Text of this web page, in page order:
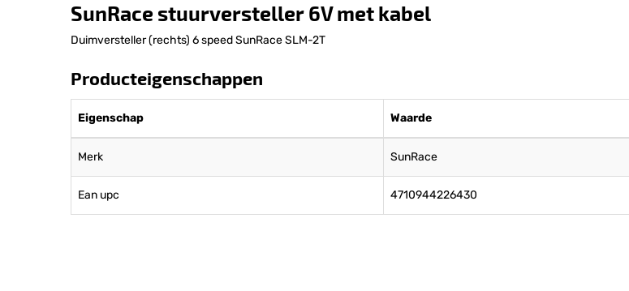
SunRace stuurversteller 6V met kabel
Duimversteller (rechts) 6 speed SunRace SLM-2T
Producteigenschappen
Eigenschap Waarde
Merk SunRace
Ean upc 4710944226430